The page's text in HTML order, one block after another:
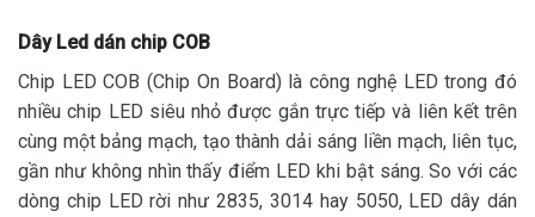
Dây Led dán chip COB
Chip LED COB (Chip On Board) là công nghệ LED trong đó
nhiều chip LED siêu nhỏ được gắn trực tiếp và liên kết trên
cùng một bảng mạch, tạo thành dải sáng liền mạch, liên tục,
gần như không nhìn thấy điểm LED khi bật sáng. So với các
dòng chip LED rời như 2835, 3014 hay 5050, LED dây dán